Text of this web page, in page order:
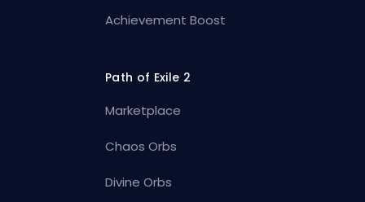
Achievement Boost
Path of Exile 2
Marketplace
Chaos Orbs
Divine Orbs